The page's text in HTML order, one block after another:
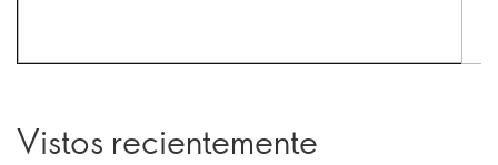
Vistos recientemente